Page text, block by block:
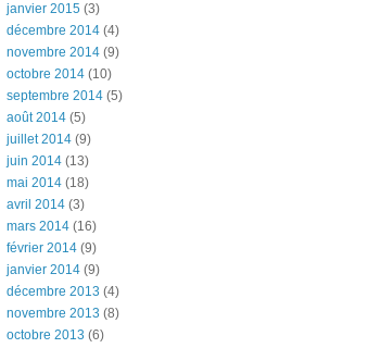
janvier 2015 (3)
décembre 2014 (4)
novembre 2014 (9)
octobre 2014 (10)
septembre 2014 (5)
août 2014 (5)
juillet 2014 (9)
juin 2014 (13)
mai 2014 (18)
avril 2014 (3)
mars 2014 (16)
février 2014 (9)
janvier 2014 (9)
décembre 2013 (4)
novembre 2013 (8)
octobre 2013 (6)